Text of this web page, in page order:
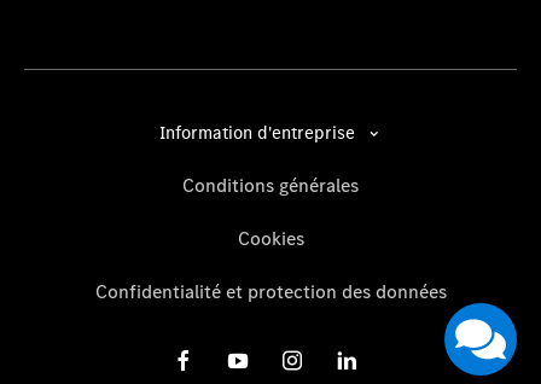
Information d'entreprise
Conditions générales
Cookies
Confidentialité et protection des données